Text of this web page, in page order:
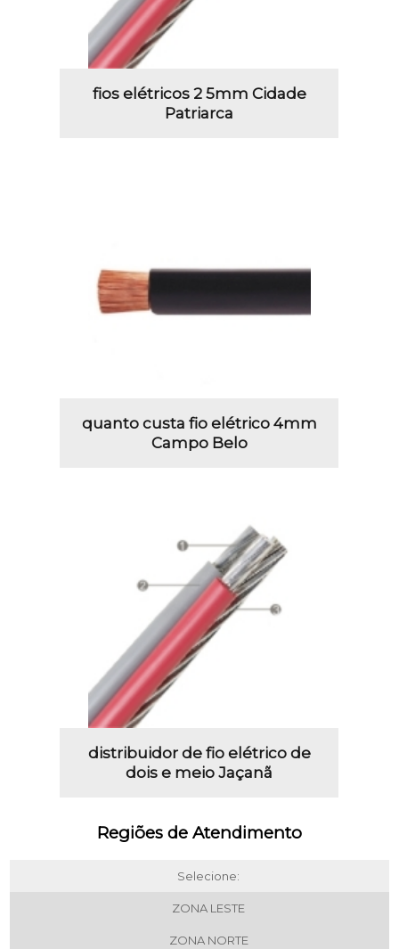
fios elétricos 2 5mm Cidade
Patriarca
quanto custa fio elétrico 4mm
Campo Belo
distribuidor de fio elétrico de
dois e meio Jaçanã
Regiões de Atendimento
Selecione:
ZONA LESTE
ZONA NORTE